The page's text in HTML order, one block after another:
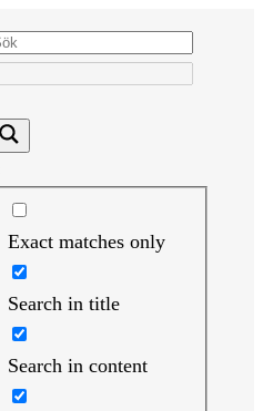
Exact matches only
Search in title
Search in content